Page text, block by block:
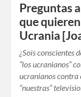
Preguntas
que
Ucrania
¿Sois conscientes
“los ucranianos”
ucranianos contra
“nuestras”